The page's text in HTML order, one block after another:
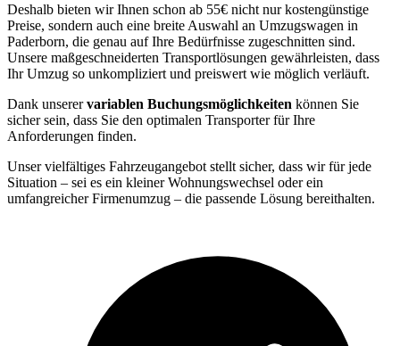
Deshalb bieten wir Ihnen schon ab 55€ nicht nur kostengünstige
Preise, sondern auch eine breite Auswahl an Umzugswagen in
Paderborn, die genau auf Ihre Bedürfnisse zugeschnitten sind.
Unsere maßgeschneiderten Transportlösungen gewährleisten, dass
Ihr Umzug so unkompliziert und preiswert wie möglich verläuft.
Dank unserervariablen Buchungsmöglichkeiten können Sie
sicher sein, dass Sie den optimalen Transporter für Ihre
Anforderungen finden.
Unser vielfältiges Fahrzeugangebot stellt sicher, dass wir für jede
Situation – sei es ein kleiner Wohnungswechsel oder ein
umfangreicher Firmenumzug – die passende Lösung bereithalten.